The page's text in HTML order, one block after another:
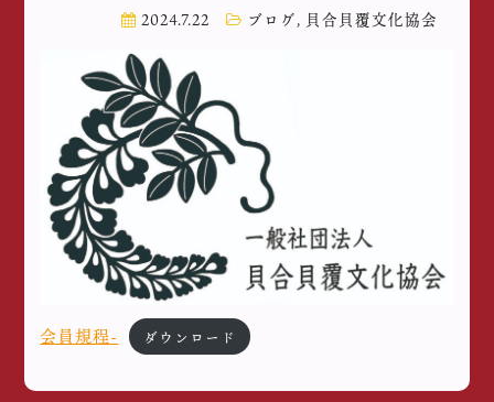
2024.7.22 ブログ, 貝合貝覆文化協会
会員規程- ダウンロード